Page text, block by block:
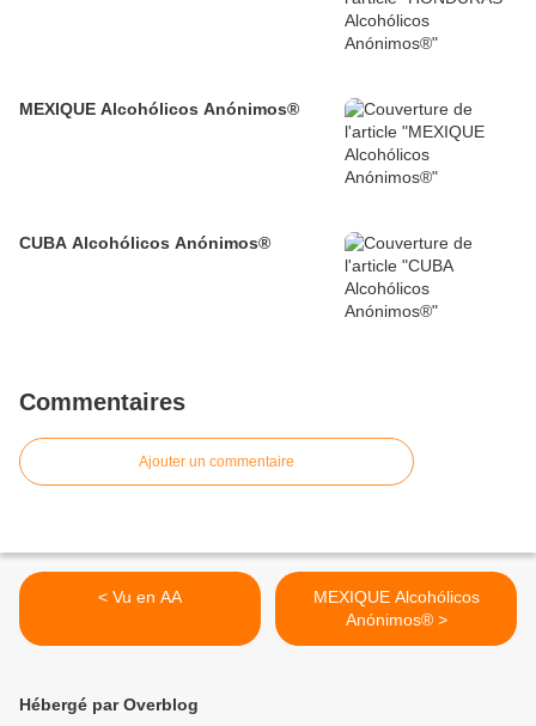
MEXIQUE Alcohólicos Anónimos®
CUBA Alcohólicos Anónimos®
Commentaires
Ajouter un commentaire
< Vu en AA
MEXIQUE Alcohólicos
Anónimos® >
Hébergé par Overblog